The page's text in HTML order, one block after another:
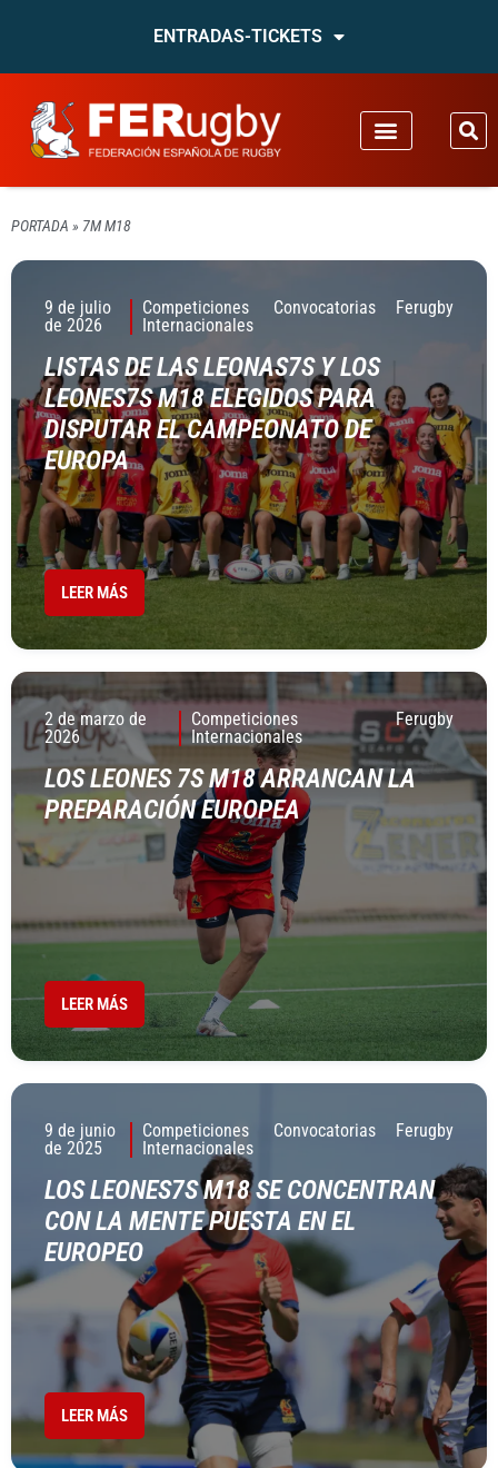
ENTRADAS-TICKETS
PORTADA » 7M M18
9 de julio
de 2026
Competiciones
Internacionales
Convocatorias Ferugby
LISTAS DE LAS LEONAS7S Y LOS
LEONES7S M18 ELEGIDOS PARA
DISPUTAR EL CAMPEONATO DE
EUROPA
LEER MÁS
2 de marzo de
2026
Competiciones
Internacionales
Ferugby
LOS LEONES 7S M18 ARRANCAN LA
PREPARACIÓN EUROPEA
LEER MÁS
9 de junio
de 2025
Competiciones
Internacionales
Convocatorias Ferugby
LOS LEONES7S M18 SE CONCENTRAN
CON LA MENTE PUESTA EN EL
EUROPEO
LEER MÁS